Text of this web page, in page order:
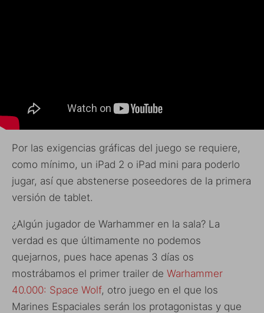
Por las exigencias gráficas del juego se requiere,
como mínimo, un iPad 2 o iPad mini para poderlo
jugar, así que abstenerse poseedores de la primera
versión de tablet.
¿Algún jugador de Warhammer en la sala? La
verdad es que últimamente no podemos
quejarnos, pues hace apenas 3 días os
mostrábamos el primer trailer de Warhammer
40.000: Space Wolf, otro juego en el que los
Marines Espaciales serán los protagonistas y que